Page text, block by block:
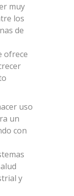
muy
los
de
ofrece
uso
un
con
y